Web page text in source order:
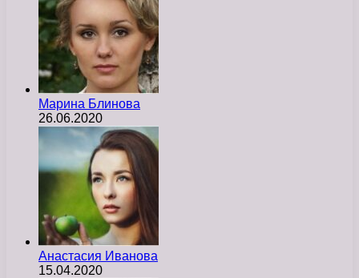
Марина Блинова
26.06.2020
Анастасия Иванова
15.04.2020